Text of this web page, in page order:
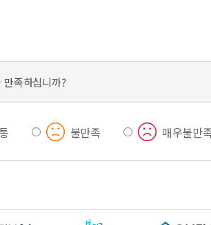
만족하십니까?
불만족 매우불만